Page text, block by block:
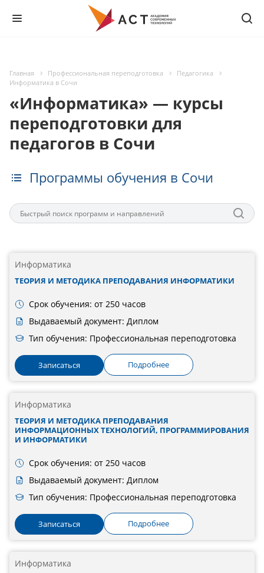
Главная Профессиональная переподготовка
Педагогика
Информатика в Сочи
«Информатика» — курсы
переподготовки для
педагогов в Сочи
Программы обучения в Сочи
Информатика
ТЕОРИЯ И МЕТОДИКА ПРЕПОДАВАНИЯ ИНФОРМАТИКИ
Срок обучения: от 250 часов
Выдаваемый документ: Диплом
Тип обучения: Профессиональная переподготовка
Записаться Подробнее
Информатика
ТЕОРИЯ И МЕТОДИКА ПРЕПОДАВАНИЯ
ИНФОРМАЦИОННЫХ ТЕХНОЛОГИЙ, ПРОГРАММИРОВАНИЯ
И ИНФОРМАТИКИ
Срок обучения: от 250 часов
Выдаваемый документ: Диплом
Тип обучения: Профессиональная переподготовка
Записаться Подробнее
Информатика